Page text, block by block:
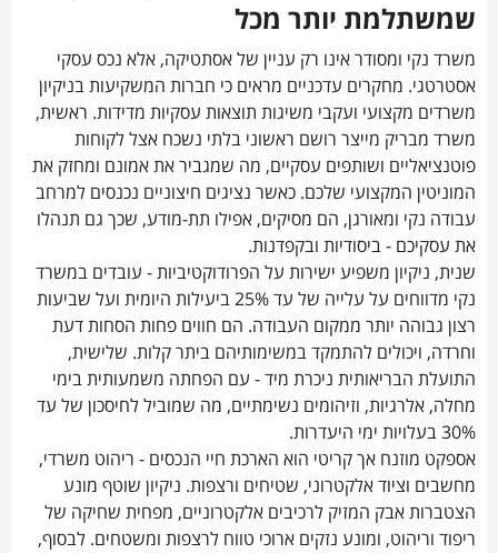
שמשתלמת יותר מכל
משרד נקי ומסודר אינו רק עניין של אסתטיקה, אלא נכס עסקי
אסטרטגי. מחקרים עדכניים מראים כי חברות המשקיעות בניקיון
משרדים מקצועי ועקבי משיגות תוצאות עסקיות מדידות. ראשית,
משרד מבריק מייצר רושם ראשוני בלתי נשכח אצל לקוחות
פוטנציאליים ושותפים עסקיים, מה שמגביר את אמונם ומחזק את
המוניטין המקצועי שלכם. כאשר נציגים חיצוניים נכנסים למרחב
עבודה נקי ומאורגן, הם מסיקים, אפילו תת-מודע, שכך גם תנהלו
את עסקיכם - ביסודיות ובקפדנות.
שנית, ניקיון משפיע ישירות על הפרודוקטיביות - עובדים במשרד
נקי מדווחים על עלייה של עד 25% ביעילות היומית ועל שביעות
רצון גבוהה יותר ממקום העבודה. הם חווים פחות הסחות דעת
וחרדה, ויכולים להתמקד במשימותיהם ביתר קלות. שלישית,
התועלת הבריאותית ניכרת מיד - עם הפחתה משמעותית בימי
מחלה, אלרגיות, וזיהומים נשימתיים, מה שמוביל לחיסכון של עד
30% בעלויות ימי היעדרות.
אספקט מוזנח אך קריטי הוא הארכת חיי הנכסים - ריהוט משרדי,
מחשבים וציוד אלקטרוני, שטיחים ורצפות. ניקיון שוטף מונע
הצטברות אבק המזיק לרכיבים אלקטרוניים, מפחית שחיקה של
ריפוד וריהוט, ומונע נזקים ארוכי טווח לרצפות ומשטחים. לבסוף,